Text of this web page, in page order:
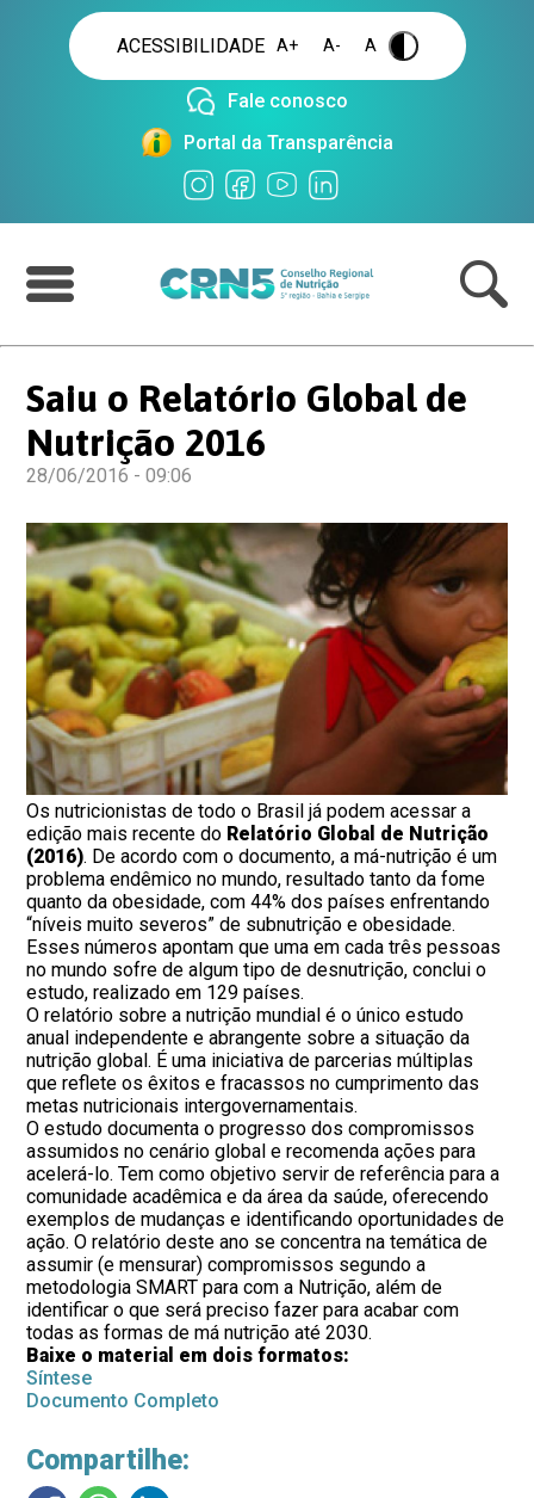
ACESSIBILIDADE A+ A- A .
Fale conosco
Portal da Transparência
Saiu o Relatório Global de
Nutrição 2016
28/06/2016 - 09:06
Os nutricionistas de todo o Brasil já podem acessar a
edição mais recente do Relatório Global de Nutrição
(2016). De acordo com o documento, a má-nutrição é um
problema endêmico no mundo, resultado tanto da fome
quanto da obesidade, com 44% dos países enfrentando
“níveis muito severos” de subnutrição e obesidade.
Esses números apontam que uma em cada três pessoas
no mundo sofre de algum tipo de desnutrição, conclui o
estudo, realizado em 129 países.
O relatório sobre a nutrição mundial é o único estudo
anual independente e abrangente sobre a situação da
nutrição global. É uma iniciativa de parcerias múltiplas
que reflete os êxitos e fracassos no cumprimento das
metas nutricionais intergovernamentais.
O estudo documenta o progresso dos compromissos
assumidos no cenário global e recomenda ações para
acelerá-lo. Tem como objetivo servir de referência para a
comunidade acadêmica e da área da saúde, oferecendo
exemplos de mudanças e identificando oportunidades de
ação. O relatório deste ano se concentra na temática de
assumir (e mensurar) compromissos segundo a
metodologia SMART para com a Nutrição, além de
identificar o que será preciso fazer para acabar com
todas as formas de má nutrição até 2030.
Baixe o material em dois formatos:
Síntese
Documento Completo
Compartilhe: